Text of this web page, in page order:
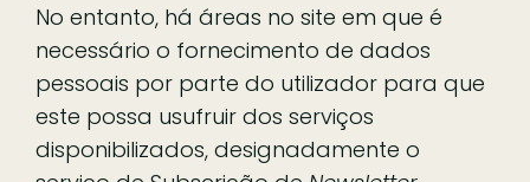
No entanto, há áreas no site em que é
necessário o fornecimento de dados
pessoais por parte do utilizador para que
este possa usufruir dos serviços
disponibilizados, designadamente o